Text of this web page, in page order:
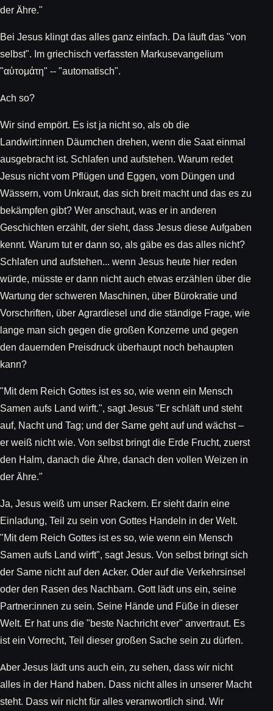
der Ähre."
Bei Jesus klingt das alles ganz einfach. Da läuft das "von
selbst". Im griechisch verfassten Markusevangelium
"αὐτομάτη" -- "automatisch".
Ach so?
Wir sind empört. Es ist ja nicht so, als ob die
Landwirt:innen Däumchen drehen, wenn die Saat einmal
ausgebracht ist. Schlafen und aufstehen. Warum redet
Jesus nicht vom Pflügen und Eggen, vom Düngen und
Wässern, vom Unkraut, das sich breit macht und das es zu
bekämpfen gibt? Wer anschaut, was er in anderen
Geschichten erzählt, der sieht, dass Jesus diese Aufgaben
kennt. Warum tut er dann so, als gäbe es das alles nicht?
Schlafen und aufstehen... wenn Jesus heute hier reden
würde, müsste er dann nicht auch etwas erzählen über die
Wartung der schweren Maschinen, über Bürokratie und
Vorschriften, über Agrardiesel und die ständige Frage, wie
lange man sich gegen die großen Konzerne und gegen
den dauernden Preisdruck überhaupt noch behaupten
kann?
"Mit dem Reich Gottes ist es so, wie wenn ein Mensch
Samen aufs Land wirft.", sagt Jesus "Er schläft und steht
auf, Nacht und Tag; und der Same geht auf und wächst –
er weiß nicht wie. Von selbst bringt die Erde Frucht, zuerst
den Halm, danach die Ähre, danach den vollen Weizen in
der Ähre."
Ja, Jesus weiß um unser Rackern. Er sieht darin eine
Einladung, Teil zu sein von Gottes Handeln in der Welt.
"Mit dem Reich Gottes ist es so, wie wenn ein Mensch
Samen aufs Land wirft", sagt Jesus. Von selbst bringt sich
der Same nicht auf den Acker. Oder auf die Verkehrsinsel
oder den Rasen des Nachbarn. Gott lädt uns ein, seine
Partner:innen zu sein. Seine Hände und Füße in dieser
Welt. Er hat uns die "beste Nachricht ever" anvertraut. Es
ist ein Vorrecht, Teil dieser großen Sache sein zu dürfen.
Aber Jesus lädt uns auch ein, zu sehen, dass wir nicht
alles in der Hand haben. Dass nicht alles in unserer Macht
steht. Dass wir nicht für alles veranwortlich sind. Wir